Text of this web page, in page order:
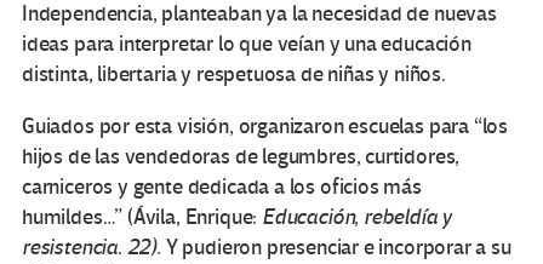
Independencia, planteaban ya la necesidad de nuevas
ideas para interpretar lo que veían y una educación
distinta, libertaria y respetuosa de niñas y niños.
Guiados por esta visión, organizaron escuelas para “los
hijos de las vendedoras de legumbres, curtidores,
carniceros y gente dedicada a los oficios más
humildes…” (Ávila, Enrique: Educación, rebeldía y
resistencia. 22). Y pudieron presenciar e incorporar a su